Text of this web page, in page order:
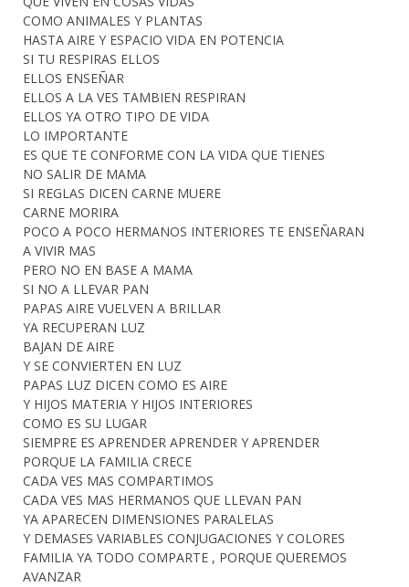
COMO ANIMALES Y PLANTAS
HASTA AIRE Y ESPACIO VIDA EN POTENCIA
SI TU RESPIRAS ELLOS
ELLOS ENSEÑAR
ELLOS A LA VES TAMBIEN RESPIRAN
ELLOS YA OTRO TIPO DE VIDA
LO IMPORTANTE
ES QUE TE CONFORME CON LA VIDA QUE TIENES
NO SALIR DE MAMA
SI REGLAS DICEN CARNE MUERE
CARNE MORIRA
POCO A POCO HERMANOS INTERIORES TE ENSEÑARAN
A VIVIR MAS
PERO NO EN BASE A MAMA
SI NO A LLEVAR PAN
PAPAS AIRE VUELVEN A BRILLAR
YA RECUPERAN LUZ
BAJAN DE AIRE
Y SE CONVIERTEN EN LUZ
PAPAS LUZ DICEN COMO ES AIRE
Y HIJOS MATERIA Y HIJOS INTERIORES
COMO ES SU LUGAR
SIEMPRE ES APRENDER APRENDER Y APRENDER
PORQUE LA FAMILIA CRECE
CADA VES MAS COMPARTIMOS
CADA VES MAS HERMANOS QUE LLEVAN PAN
YA APARECEN DIMENSIONES PARALELAS
Y DEMASES VARIABLES CONJUGACIONES Y COLORES
FAMILIA YA TODO COMPARTE , PORQUE QUEREMOS
AVANZAR